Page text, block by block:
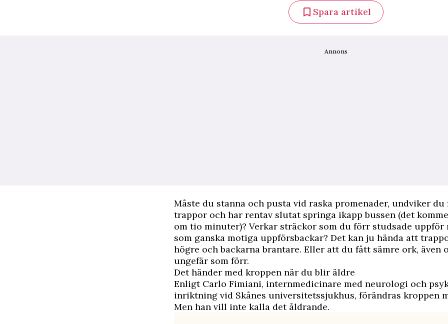
Spara artikel
Annons
Måste du stanna och pusta vid raska promenader, undviker du
trappor och har rentav slutat springa ikapp bussen (det
om tio minuter)? Verkar sträckor som du förr studsade uppför
som ganska motiga uppförsbackar? Det kan ju hända att
högre och backarna brantare. Eller att du fått sämre ork, även
ungefär som förr.
Det händer med kroppen när du blir äldre
Enligt Carlo Fimiani, internmedicinare med neurologi och
inriktning vid Skånes universitetssjukhus, förändras kroppen
Men han vill inte kalla det åldrande.